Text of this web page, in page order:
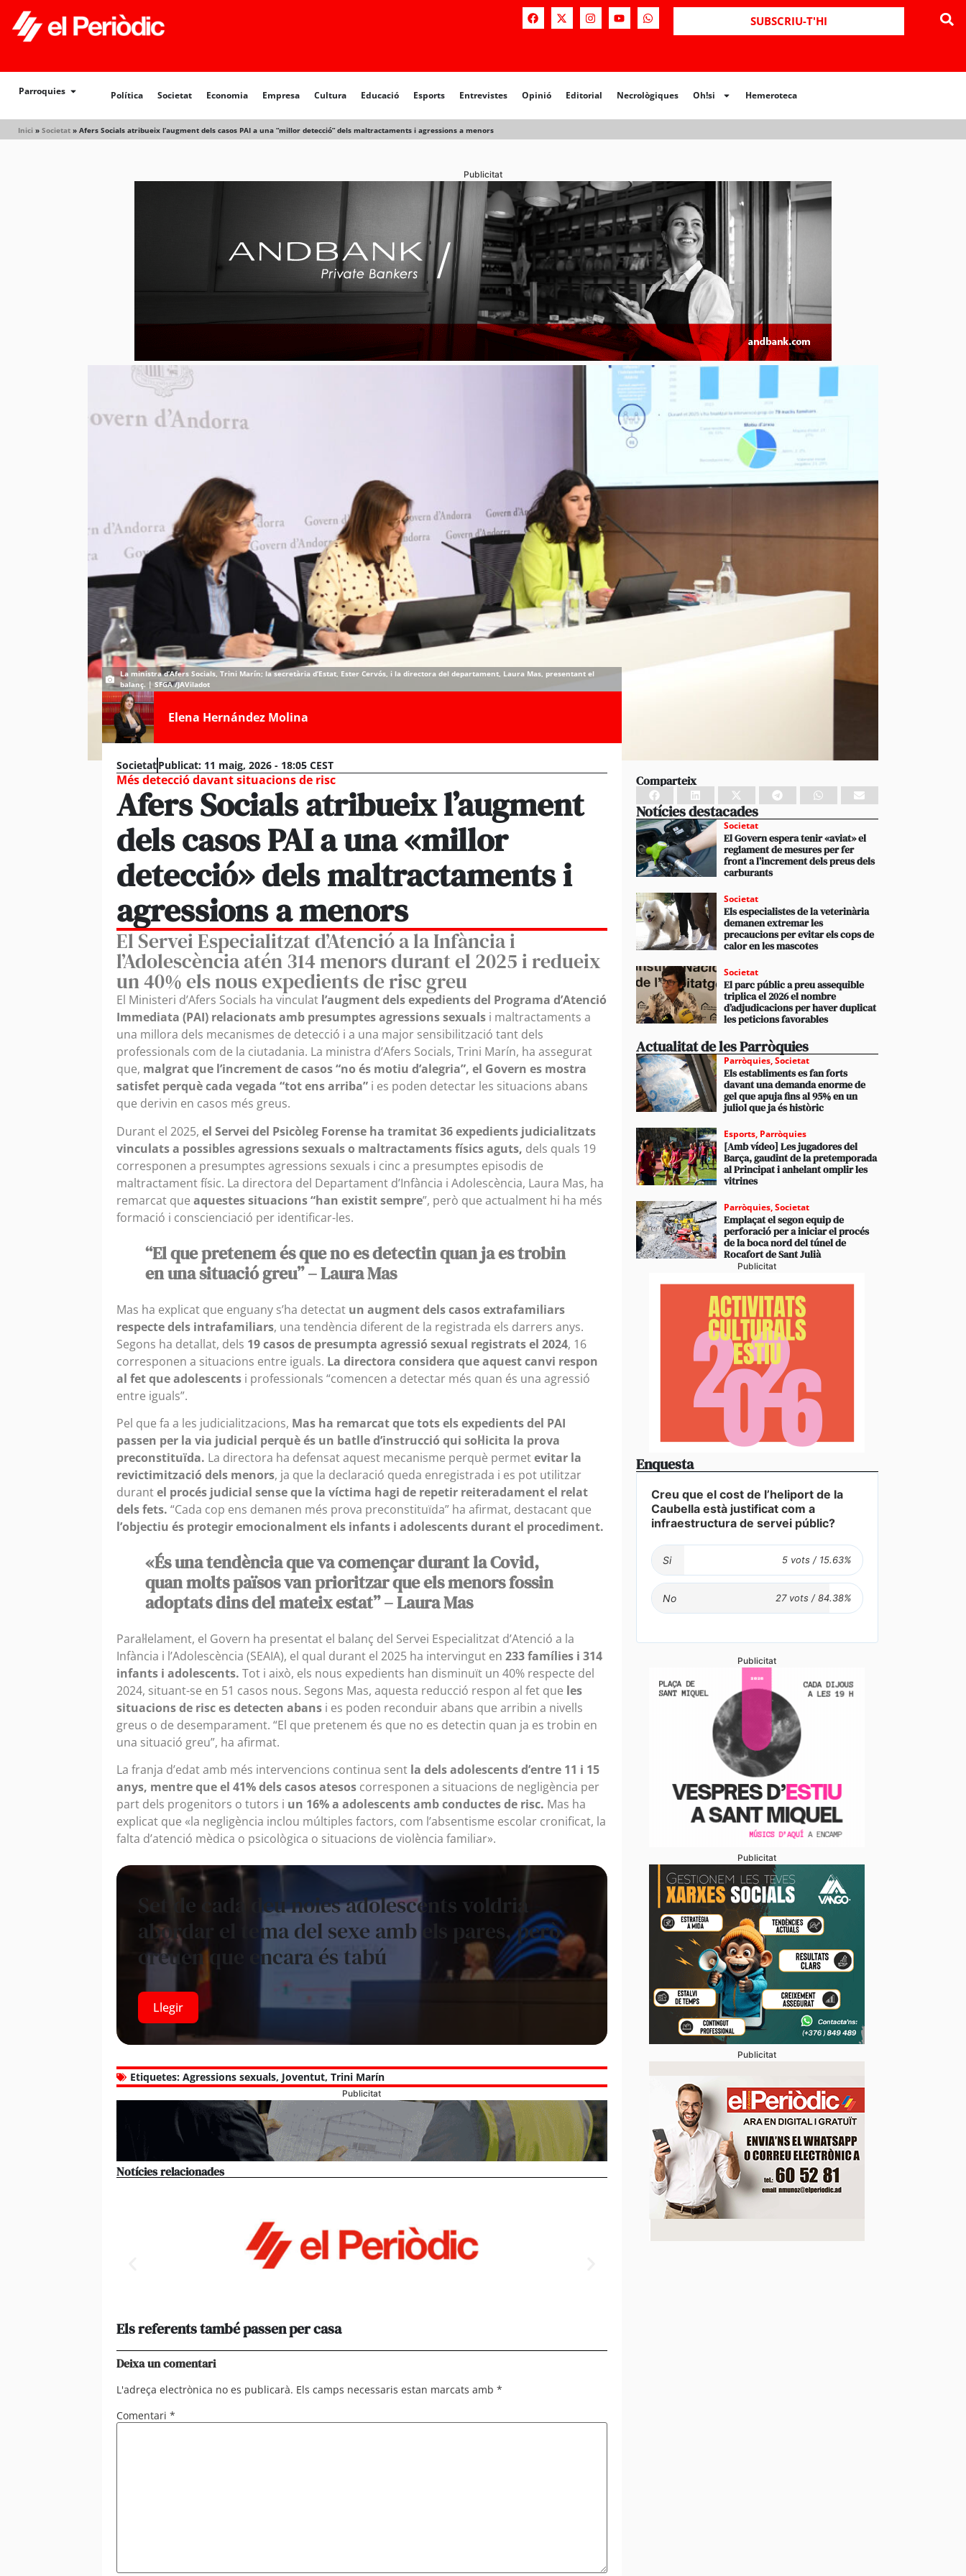
SUBSCRIU-T'HI
Parroquies Política Societat Economia Empresa Cultura Educació Esports Entrevistes Opinió Editorial Necrològiques Oh!si Hemeroteca
Inici » Societat » Afers Socials atribueix l’augment dels casos PAI a una “millor detecció” dels maltractaments i agressions a menors
Política Societat Opinió Editorial Necrològiques Hemeroteca
Publicitat
La ministra d’Afers Socials, Trini Marín; la secretària d’Estat, Ester Cervós, i la directora del departament, Laura Mas, presentant el
balanç. | SFGA /JAViladot
Elena Hernández Molina
SocietatPublicat: 11 maig, 2026 - 18:05 CEST
Més detecció davant situacions de risc
Afers Socials atribueix l’augment
dels casos PAI a una «millor
detecció» dels maltractaments i
agressions a menors
El Servei Especialitzat d’Atenció a la Infància i
l’Adolescència atén 314 menors durant el 2025 i redueix
un 40% els nous expedients de risc greu
El Ministeri d’Afers Socials ha vinculat l’augment dels expedients del Programa d’Atenció
Immediata (PAI) relacionats amb presumptes agressions sexuals i maltractaments a
una millora dels mecanismes de detecció i a una major sensibilització tant dels
professionals com de la ciutadania. La ministra d’Afers Socials, Trini Marín, ha assegurat
que, malgrat que l’increment de casos “no és motiu d’alegria”, el Govern es mostra
satisfet perquè cada vegada “tot ens arriba” i es poden detectar les situacions abans
que derivin en casos més greus.
Durant el 2025, el Servei del Psicòleg Forense ha tramitat 36 expedients judicialitzats
vinculats a possibles agressions sexuals o maltractaments físics aguts, dels quals 19
corresponen a presumptes agressions sexuals i cinc a presumptes episodis de
maltractament físic. La directora del Departament d’Infància i Adolescència, Laura Mas, ha
remarcat que aquestes situacions “han existit sempre”, però que actualment hi ha més
formació i conscienciació per identificar-les.
“El que pretenem és que no es detectin quan ja es trobin
en una situació greu” – Laura Mas
Mas ha explicat que enguany s’ha detectat un augment dels casos extrafamiliars
respecte dels intrafamiliars, una tendència diferent de la registrada els darrers anys.
Segons ha detallat, dels 19 casos de presumpta agressió sexual registrats el 2024, 16
corresponen a situacions entre iguals. La directora considera que aquest canvi respon
al fet que adolescents i professionals “comencen a detectar més quan és una agressió
entre iguals”.
Pel que fa a les judicialitzacions, Mas ha remarcat que tots els expedients del PAI
passen per la via judicial perquè és un batlle d’instrucció qui sol·licita la prova
preconstituïda. La directora ha defensat aquest mecanisme perquè permetevitar la
revictimització dels menors, ja que la declaració queda enregistrada i es pot utilitzar
durantel procés judicial sense que la víctima hagi de repetir reiteradament el relat
dels fets. “Cada cop ens demanen més prova preconstituïda” ha afirmat, destacant que
l’objectiu és protegir emocionalment els infants i adolescents durant el procediment.
«És una tendència que va començar durant la Covid,
quan molts països van prioritzar que els menors fossin
adoptats dins del mateix estat” – Laura Mas
Paral·lelament, el Govern ha presentat el balanç del Servei Especialitzat d’Atenció a la
Infància i l’Adolescència (SEAIA), el qual durant el 2025 ha intervingut en 233 famílies i 314
infants i adolescents. Tot i això, els nous expedients han disminuït un 40% respecte del
2024, situant-se en 51 casos nous. Segons Mas, aquesta reducció respon al fet que les
situacions de risc es detecten abans i es poden reconduir abans que arribin a nivells
greus o de desemparament. “El que pretenem és que no es detectin quan ja es trobin en
una situació greu”, ha afirmat.
La franja d’edat amb més intervencions continua sent la dels adolescents d’entre 11 i 15
anys, mentre que el 41% dels casos atesos corresponen a situacions de negligència per
part dels progenitors o tutors i un 16% a adolescents amb conductes de risc. Mas ha
explicat que «la negligència inclou múltiples factors, com l’absentisme escolar cronificat, la
falta d’atenció mèdica o psicològica o situacions de violència familiar».
Set de cada deu noies adolescents voldria
abordar el tema del sexe amb els pares, però
creuen que encara és tabú
Llegir
Etiquetes: Agressions sexuals, Joventut, Trini Marín
Publicitat
Notícies relacionades
Els referents també passen per casa
Deixa un comentari
L'adreça electrònica no es publicarà. Els camps necessaris estan marcats amb *
Comentari *
Comparteix
Notícies destacades
Societat
El Govern espera tenir «aviat» el
reglament de mesures per fer
front a l’increment dels preus dels
carburants
Societat
Els especialistes de la veterinària
demanen extremar les
precaucions per evitar els cops de
calor en les mascotes
Societat
El parc públic a preu assequible
triplica el 2026 el nombre
d’adjudicacions per haver duplicat
les peticions favorables
Actualitat de les Parròquies
Parròquies,Societat
Els establiments es fan forts
davant una demanda enorme de
gel que apuja fins al 95% en un
juliol que ja és històric
Esports, Parròquies
[Amb vídeo] Les jugadores del
Barça, gaudint de la pretemporada
al Principat i anhelant omplir les
vitrines
Parròquies,Societat
Emplaçat el segon equip de
perforació per a iniciar el procés
de la boca nord del túnel de
Rocafort de Sant Julià
Publicitat
Enquesta
Creu que el cost de l’heliport de la
Caubella està justificat com a
infraestructura de servei públic?
Si
No
Publicitat
Publicitat
Publicitat